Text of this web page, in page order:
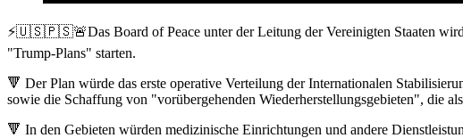
⚡️🇺🇸🇵🇸🚨Das Board of Peace unter der Leitung der Vereinigten Staaten
"Trump-Plans" starten.
🔻 Der Plan würde das erste operative Verteilung der Internationalen
sowie die Schaffung von "vorübergehenden Wiederherstellungsgebieten", die
🔻 In den Gebieten würden medizinische Einrichtungen und andere